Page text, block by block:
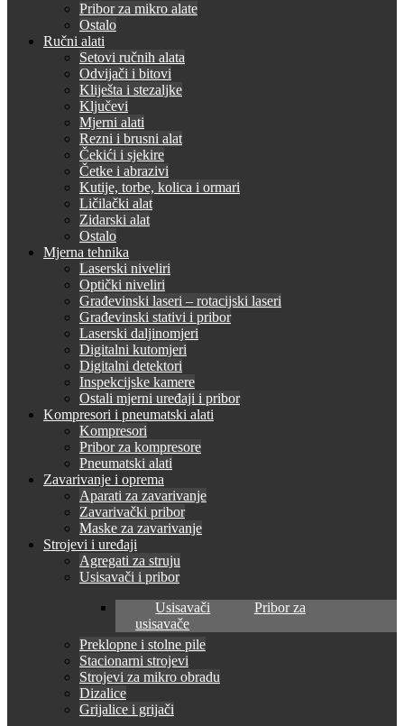
Pribor za mikro alate
Ostalo
Ručni alati
Setovi ručnih alata
Odvijači i bitovi
Kliješta i stezaljke
Ključevi
Mjerni alati
Rezni i brusni alat
Čekići i sjekire
Četke i abrazivi
Kutije, torbe, kolica i ormari
Ličilački alat
Zidarski alat
Ostalo
Mjerna tehnika
Laserski niveliri
Optički niveliri
Građevinski laseri – rotacijski laseri
Građevinski stativi i pribor
Laserski daljinomjeri
Digitalni kutomjeri
Digitalni detektori
Inspekcijske kamere
Ostali mjerni uređaji i pribor
Kompresori i pneumatski alati
Kompresori
Pribor za kompresore
Pneumatski alati
Zavarivanje i oprema
Aparati za zavarivanje
Zavarivački pribor
Maske za zavarivanje
Strojevi i uređaji
Agregati za struju
Usisavači i pribor
Usisavači
Pribor za
usisavače
Preklopne i stolne pile
Stacionarni strojevi
Strojevi za mikro obradu
Dizalice
Grijalice i grijači